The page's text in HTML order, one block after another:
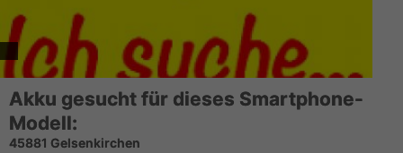
Akku gesucht für dieses Smartphone-
Modell:
45881 Gelsenkirchen